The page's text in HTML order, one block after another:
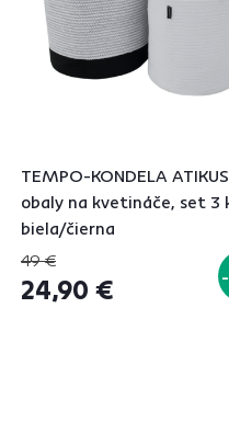
TEMPO-KONDELA
obaly na kvetináče, set 3
biela/čierna
49 €
24,90 €